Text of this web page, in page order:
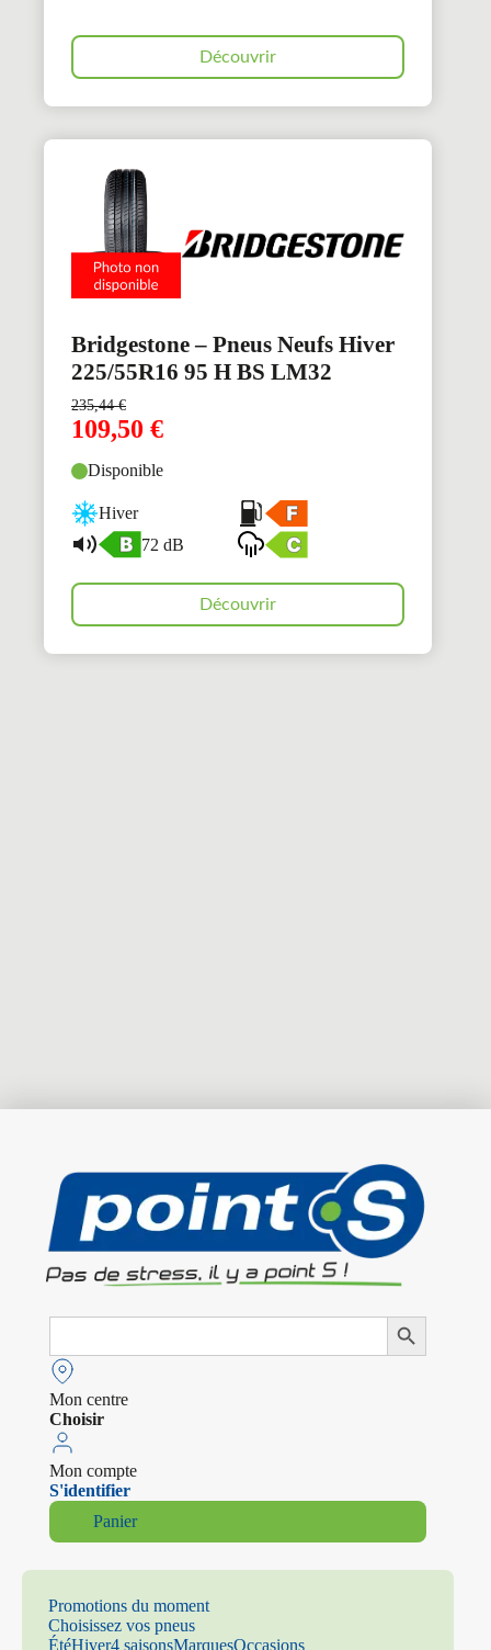
Découvrir
Bridgestone – Pneus Neufs Hiver
225/55R16 95 H BS LM32
235,44€
109,50 €
Disponible
Hiver
72 dB
Découvrir
Search
Search Button
Mon centre
Choisir
Mon compte
S'identifier
Panier
Promotions du moment
Choisissez vos pneus
ÉtéHiver4 saisonsMarquesOccasions